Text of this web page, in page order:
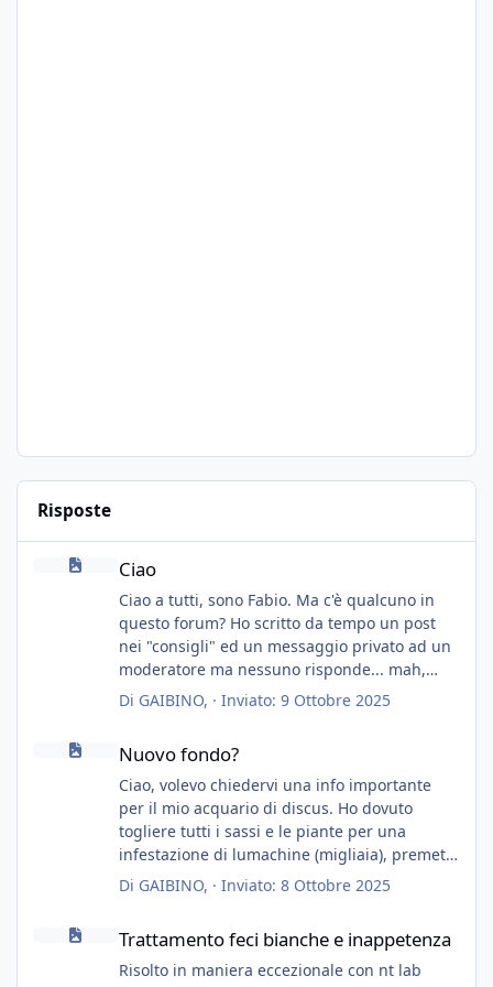
Risposte
Ciao
Ciao a tutti, sono Fabio. Ma c'è qualcuno in
questo forum? Ho scritto da tempo un post
nei "consigli" ed un messaggio privato ad un
moderatore ma nessuno risponde... mah,
chissà... speravo in un consiglio...
Di GAIBINO, · Inviato: 9 Ottobre 2025
Nuovo fondo?
Nuovo fondo?
Ciao, volevo chiedervi una info importante
per il mio acquario di discus. Ho dovuto
togliere tutti i sassi e le piante per una
infestazione di lumachine (migliaia), premetto
che ho 3 discus, 8 coridoras, e una ventina di
cardinali, e tre pulitori in una vasca con 200
Ho già tolto migliaia di lumachine e non
esagero.
Di GAIBINO, · Inviato: 8 Ottobre 2025
Trattamento feci bianche e inappetenza
Trattamento feci bianche e inappetenza
Risolto in maniera eccezionale con nt lab